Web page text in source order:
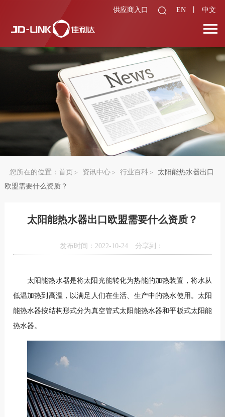
供应商入口 EN 中文
您所在的位置： 首页 资讯中心 行业百科
太阳能热水器出口
欧盟需要什么资质？
太阳能热水器出口欧盟需要什么资质？
发布时间：2022-10-24 分享到：
太阳能热水器是将太阳光能转化为热能的加热装置，将水从
低温加热到高温，以满足人们在生活、生产中的热水使用。太阳
能热水器按结构形式分为真空管式太阳能热水器和平板式太阳能
热水器。